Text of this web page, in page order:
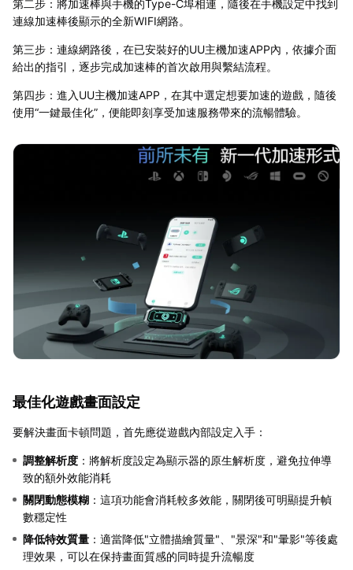
第二步：將加速棒與手機的Type-C埠相連，隨後在手機設定中找到
連線加速棒後顯示的全新WIFI網路。
第三步：連線網路後，在已安裝好的UU主機加速APP內，依據介面
給出的指引，逐步完成加速棒的首次啟用與繫結流程。
第四步：進入UU主機加速APP，在其中選定想要加速的遊戲，隨後
使用“一鍵最佳化”，便能即刻享受加速服務帶來的流暢體驗。
最佳化遊戲畫面設定
要解決畫面卡頓問題，首先應從遊戲內部設定入手：
調整解析度 ：將解析度設定為顯示器的原生解析度，避免拉伸導
致的額外效能消耗
關閉動態模糊 ：這項功能會消耗較多效能，關閉後可明顯提升幀
數穩定性
降低特效質量 ：適當降低"立體描繪質量"、"景深"和"暈影"等後處
理效果，可以在保持畫面質感的同時提升流暢度